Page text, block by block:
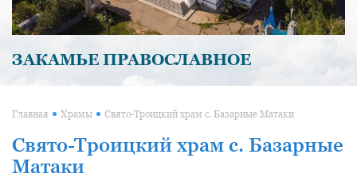
ЗАКАМЬЕ ПРАВОСЛАВНОЕ
Главная Храмы Свято-Троицкий храм с. Базарные Матаки
Свято-Троицкий храм с. Базарные
Матаки